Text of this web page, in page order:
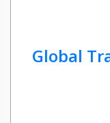
Global